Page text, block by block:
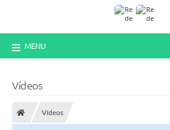
MENU
Vídeos
Vídeos